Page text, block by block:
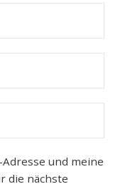
und meine
die nächste